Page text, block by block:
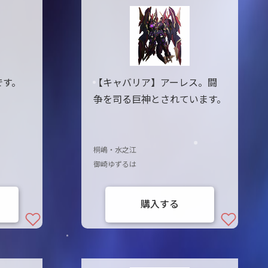
。
【キャバリア】アーレス。闘
争を司る巨神とされています。
桐嶋・水之江
御崎ゆずるは
購入する